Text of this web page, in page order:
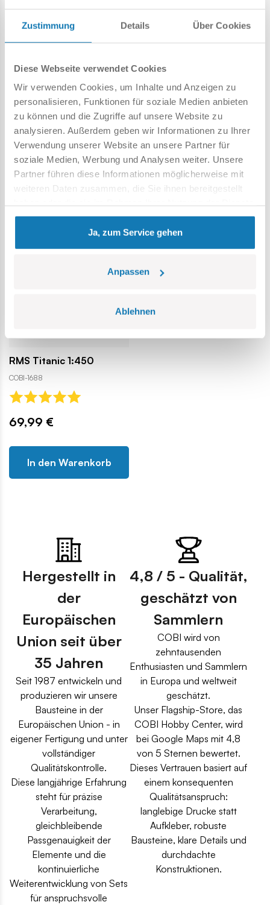
Zustimmung Details Über Cookies
Diese Webseite verwendet Cookies
Wir verwenden Cookies, um Inhalte und Anzeigen zu
personalisieren, Funktionen für soziale Medien anbieten
zu können und die Zugriffe auf unsere Website zu
analysieren. Außerdem geben wir Informationen zu Ihrer
Verwendung unserer Website an unsere Partner für
soziale Medien, Werbung und Analysen weiter. Unsere
Partner führen diese Informationen möglicherweise mit
weiteren Daten zusammen, die Sie ihnen bereitgestellt
gesammelt haben.
Ja, zum Service gehen
Anpassen
Ablehnen
Audi quattro Group 4
COBI-24666
29,99 €
In den Warenkorb
Subaru Impreza WRC
2004
COBI-24652
29,99 €
In den Warenkorb
RMS Titanic 1:450
COBI-1688
69,99 €
In den Warenkorb
Hergestellt in
der
Europäischen
Union seit über
35 Jahren
Seit 1987 entwickeln und
produzieren wir unsere
Bausteine in der
Europäischen Union - in
eigener Fertigung und unter
vollständiger
Qualitätskontrolle.
Diese langjährige Erfahrung
steht für präzise
Verarbeitung,
gleichbleibende
Passgenauigkeit der
Elemente und die
kontinuierliche
Weiterentwicklung von Sets
für anspruchsvolle
4,8 / 5 - Qualität,
geschätzt von
Sammlern
COBI wird von
zehntausenden
Enthusiasten und Sammlern
in Europa und weltweit
geschätzt.
Unser Flagship-Store, das
COBI Hobby Center, wird
bei Google Maps mit 4,8
von 5 Sternen bewertet.
Dieses Vertrauen basiert auf
einem konsequenten
Qualitätsanspruch:
langlebige Drucke statt
Aufkleber, robuste
Bausteine, klare Details und
durchdachte
Konstruktionen.